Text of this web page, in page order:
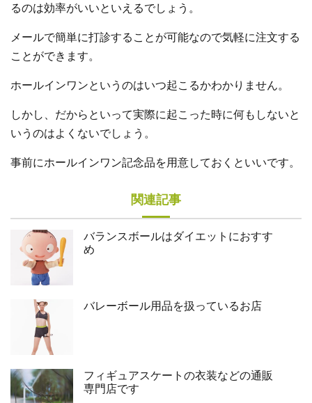
るのは効率がいいといえるでしょう。
メールで簡単に打診することが可能なので気軽に注文する
ことができます。
ホールインワンというのはいつ起こるかわかりません。
しかし、だからといって実際に起こった時に何もしないと
いうのはよくないでしょう。
事前にホールインワン記念品を用意しておくといいです。
関連記事
バランスボールはダイエットにおすす
め
バレーボール用品を扱っているお店
フィギュアスケートの衣装などの通販
専門店です